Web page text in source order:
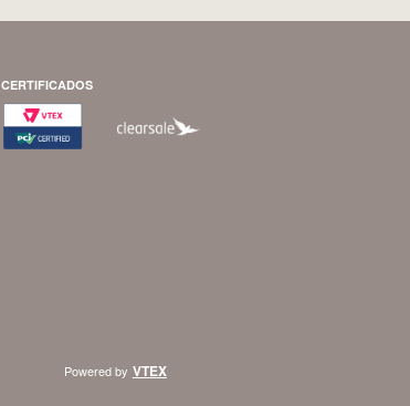
CERTIFICADOS
Powered by VTEX